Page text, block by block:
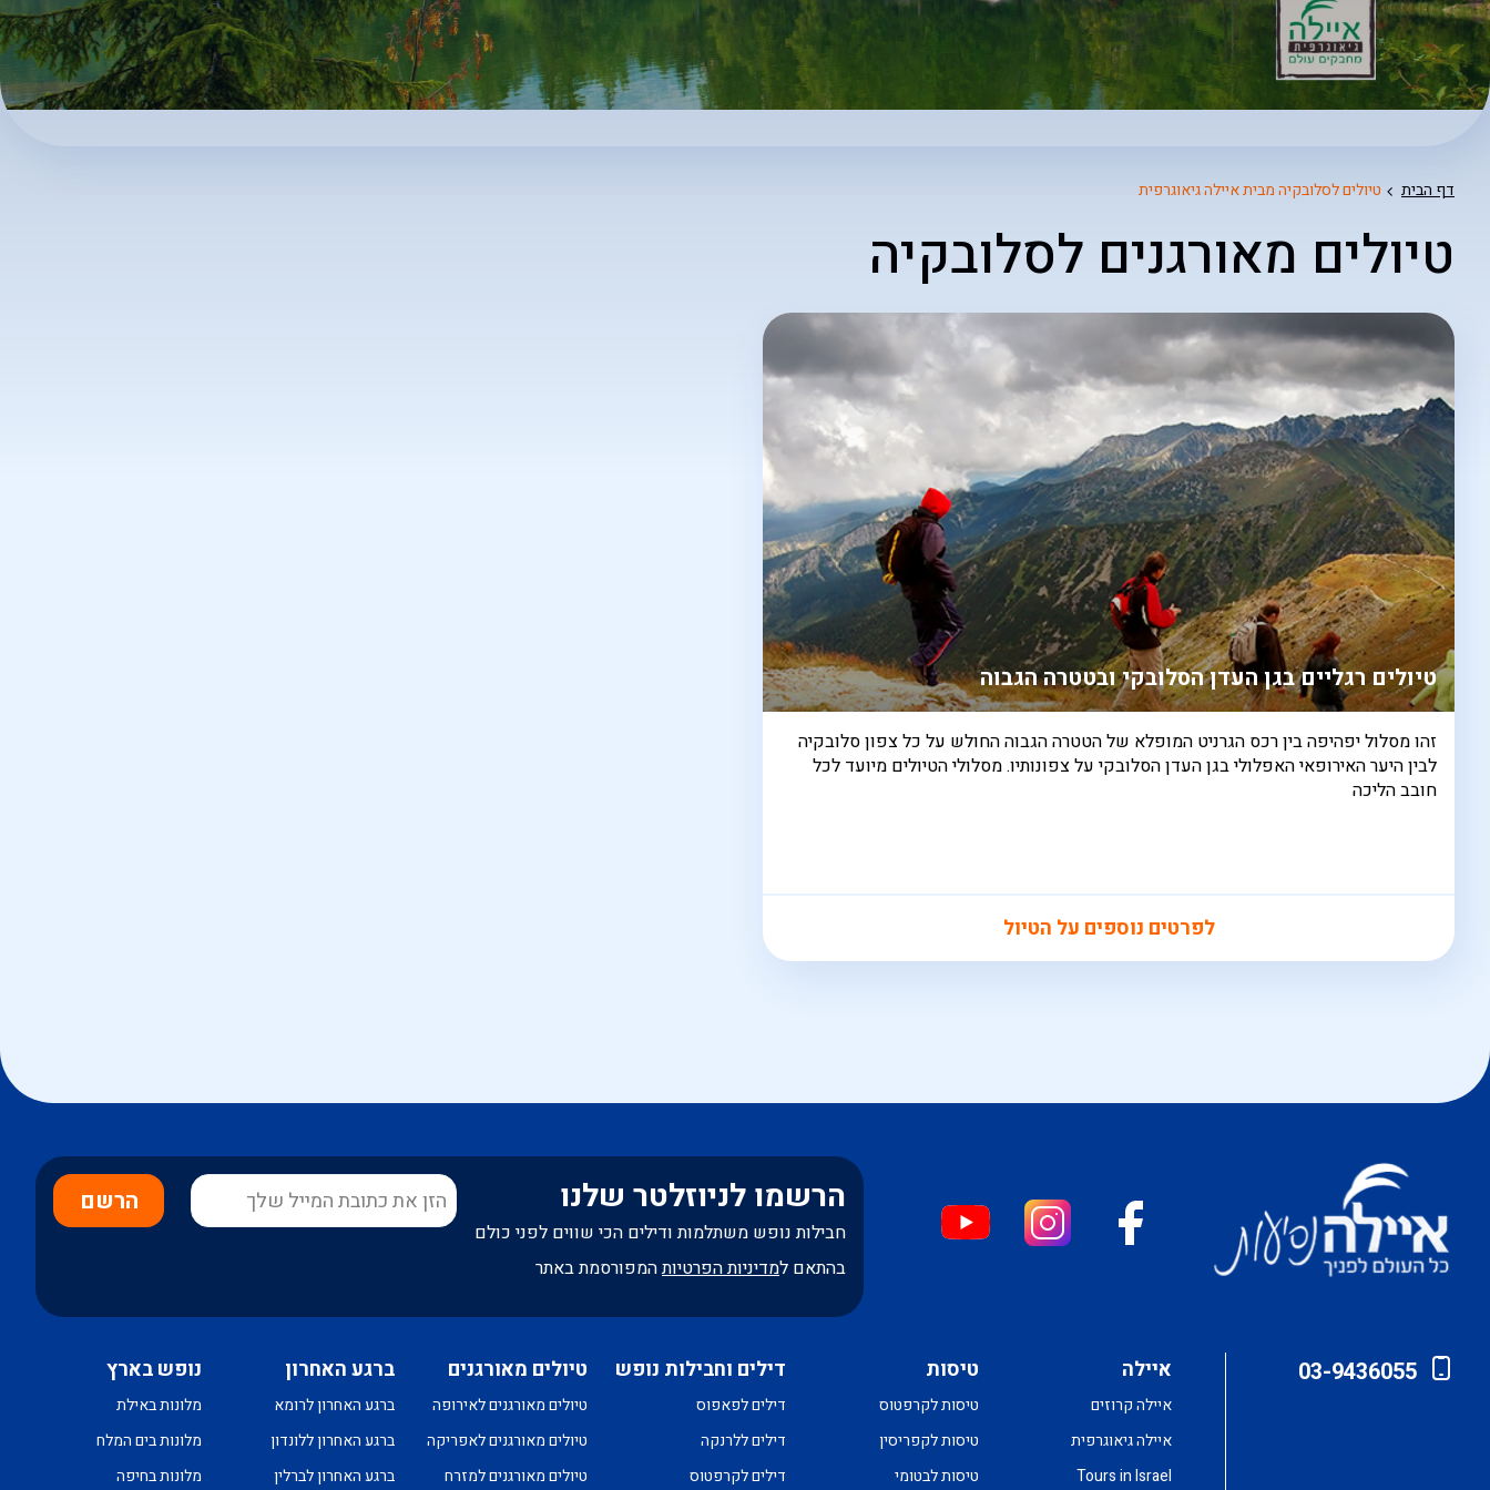
דף הבית טיולים לסלובקיה מבית איילה גיאוגרפית
טיולים מאורגנים לסלובקיה
טיולים רגליים בגן העדן הסלובקי ובטטרה הגבוה
זהו מסלול יפהיפה בין רכס הגרניט המופלא של הטטרה הגבוה החולש על כל צפון סלובקיה
לבין היער האירופאי האפלולי בגן העדן הסלובקי על צפונותיו. מסלולי הטיולים מיועד לכל
חובב הליכה
לפרטים נוספים על הטיול
הרשמו לניוזלטר שלנו
חבילות נופש משתלמות ודילים הכי שווים לפני כולם
בהתאם למדיניות הפרטיותהמפורסמת באתר
הרשם
03-9436055 איילה
איילה קרוזים
איילה גיאוגרפית
Tours in Israel
טיסות
טיסות לקרפטוס
טיסות לקפריסין
טיסות לבטומי
דילים וחבילות נופש
דילים לפאפוס
דילים ללרנקה
דילים לקרפטוס
טיולים מאורגנים
טיולים מאורגנים לאירופה
טיולים מאורגנים לאפריקה
טיולים מאורגנים למזרח
ברגע האחרון
ברגע האחרון לרומא
ברגע האחרון ללונדון
ברגע האחרון לברלין
נופש בארץ
מלונות באילת
מלונות בים המלח
מלונות בחיפה